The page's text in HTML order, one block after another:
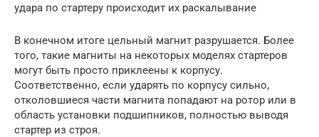
удара по стартеру происходит их раскалывание
В конечном итоге цельный магнит разрушается. Более
того, такие магниты на некоторых моделях стартеров
могут быть просто приклеены к корпусу.
Соответственно, если ударять по корпусу сильно,
отколовшиеся части магнита попадают на ротор или в
область установки подшипников, полностью выводя
стартер из строя.